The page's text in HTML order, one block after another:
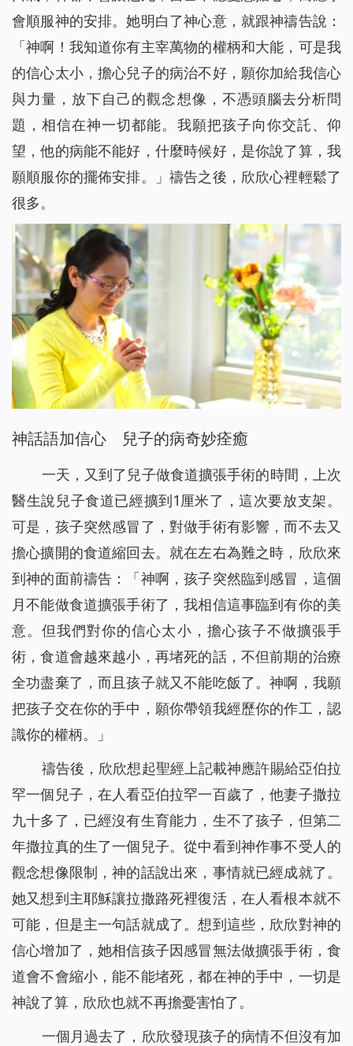
會順服神的安排。她明白了神心意，就跟神禱告說：
「神啊！我知道你有主宰萬物的權柄和大能，可是我
的信心太小，擔心兒子的病治不好，願你加給我信心
與力量，放下自己的觀念想像，不憑頭腦去分析問
題，相信在神一切都能。我願把孩子向你交託、仰
望，他的病能不能好，什麼時候好，是你說了算，我
願順服你的擺佈安排。」禱告之後，欣欣心裡輕鬆了
很多。
神話語加信心 兒子的病奇妙痊癒
一天，又到了兒子做食道擴張手術的時間，上次
醫生說兒子食道已經擴到1厘米了，這次要放支架。
可是，孩子突然感冒了，對做手術有影響，而不去又
擔心擴開的食道縮回去。就在左右為難之時，欣欣來
到神的面前禱告：「神啊，孩子突然臨到感冒，這個
月不能做食道擴張手術了，我相信這事臨到有你的美
意。但我們對你的信心太小，擔心孩子不做擴張手
術，食道會越來越小，再堵死的話，不但前期的治療
全功盡棄了，而且孩子就又不能吃飯了。神啊，我願
把孩子交在你的手中，願你帶領我經歷你的作工，認
識你的權柄。」
禱告後，欣欣想起聖經上記載神應許賜給亞伯拉
罕一個兒子，在人看亞伯拉罕一百歲了，他妻子撒拉
九十多了，已經沒有生育能力，生不了孩子，但第二
年撒拉真的生了一個兒子。從中看到神作事不受人的
觀念想像限制，神的話說出來，事情就已經成就了。
她又想到主耶穌讓拉撒路死裡復活，在人看根本就不
可能，但是主一句話就成了。想到這些，欣欣對神的
信心增加了，她相信孩子因感冒無法做擴張手術，食
道會不會縮小，能不能堵死，都在神的手中，一切是
神說了算，欣欣也就不再擔憂害怕了。
一個月過去了，欣欣發現孩子的病情不但沒有加